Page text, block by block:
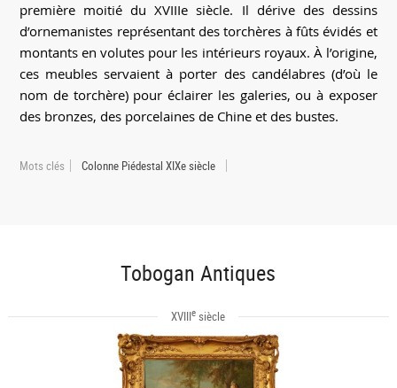
première moitié du XVIIIe siècle. Il dérive des dessins
d’ornemanistes représentant des torchères à fûts évidés et
montants en volutes pour les intérieurs royaux. À l’origine,
ces meubles servaient à porter des candélabres (d’où le
nom de torchère) pour éclairer les galeries, ou à exposer
des bronzes, des porcelaines de Chine et des bustes.
Mots clés Colonne Piédestal XIXe siècle
Tobogan Antiques
XVIIIe siècle